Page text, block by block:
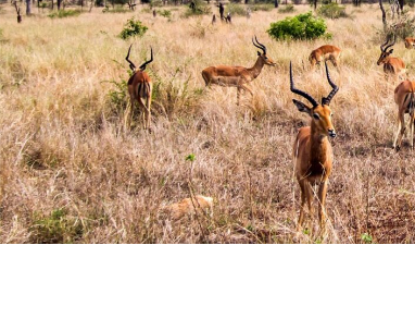
Vädret i Gauteng provinsen